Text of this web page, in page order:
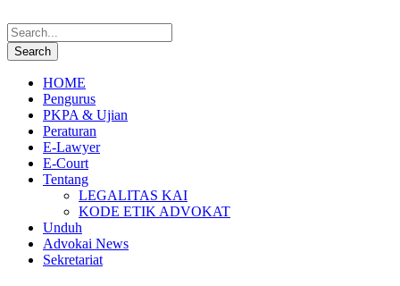
HOME
Pengurus
PKPA & Ujian
Peraturan
E-Lawyer
E-Court
Tentang
LEGALITAS KAI
KODE ETIK ADVOKAT
Unduh
Advokai News
Sekretariat